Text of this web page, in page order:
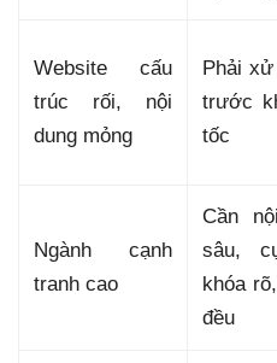
Website cấu
trúc rối, nội
dung mỏng
Phải
trước
tốc
Ngành cạnh
tranh cao
Cần
sâu,
khóa
đều